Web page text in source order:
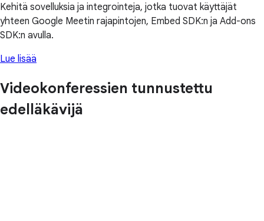
Kehitä sovelluksia ja integrointeja, jotka tuovat käyttäjät
yhteen Google Meetin rajapintojen, Embed SDK:n ja Add-ons
SDK:n avulla.
Lue lisää
Videokonferessien tunnustettu
edelläkävijä